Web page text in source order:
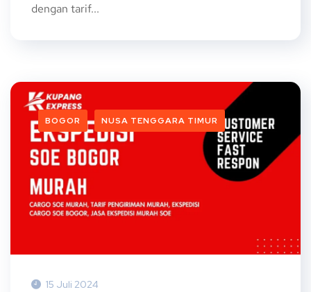
dengan tarif...
BOGOR NUSA TENGGARA TIMUR
15 Juli 2024